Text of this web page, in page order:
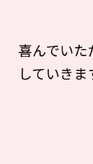
喜んでいた
していきま